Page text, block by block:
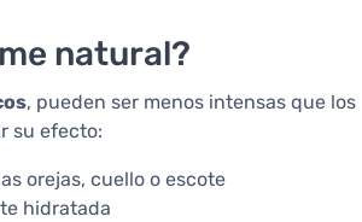
natural?
, pueden ser menos intensas que los
su efecto:
orejas, cuello o escote
hidratada